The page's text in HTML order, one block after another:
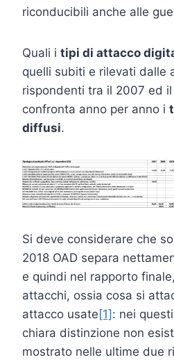
riconducibili anche alle
Quali i tipi di attacco
quelli subiti e rilevati dalle
rispondenti tra il 2007 ed
confronta anno per anno i
diffusi.
Si deve considerare che
2018 OAD separa
e quindi nel rapporto
attacchi, ossia cosa si
attacco usate[1]: nei
chiara distinzione non
mostrato nelle ultime due